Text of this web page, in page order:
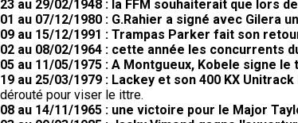
23 au 29/02/1948 : la FFM souhaiterait que lors
01 au 07/12/1980 : G.Rahier a signé avec Gilera
09 au 15/12/1991 : Trampas Parker fait son
02 au 08/02/1964 : cette année les concurrents
05 au 11/05/1975 : A Montgueux, Kobele signe le
19 au 25/03/1979 : Lackey et son 400 KX Unitrack
dérouté pour viser le ittre.
08 au 14/11/1965 : une victoire pour le Major